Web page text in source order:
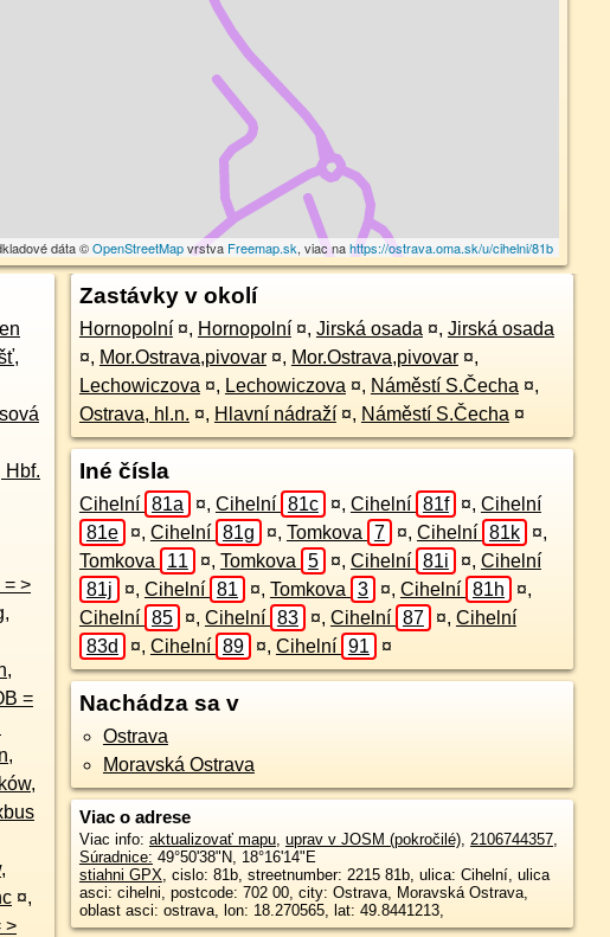
dáta ©OpenStreetMapvrstva Freemap.sk, viac nahttps://ostrava.oma.sk/u/cihelni/81b
Hbf.
= >
=
¤,
>
Zastávky v okolí
Hornopolní ¤, Hornopolní ¤, Jirská osada ¤, Jirská osada
¤, Mor.Ostrava,pivovar ¤, Mor.Ostrava,pivovar ¤,
Lechowiczova ¤, Lechowiczova ¤, Náměstí S.Čecha ¤,
Ostrava, hl.n. ¤, Hlavní nádraží ¤, Náměstí S.Čecha ¤
Iné čísla
Cihelní 81a ¤, Cihelní 81c ¤, Cihelní 81f ¤, Cihelní
81e
¤, Cihelní 81g ¤, Tomkova 7 ¤, Cihelní 81k ¤,
Tomkova
11 ¤, Tomkova 5 ¤, Cihelní 81i ¤, Cihelní
81j
¤, Cihelní 81 ¤, Tomkova 3 ¤, Cihelní 81h ¤,
Cihelní 85 ¤, Cihelní 83 ¤, Cihelní 87 ¤, Cihelní
83d
¤, Cihelní 89 ¤, Cihelní 91 ¤
Nachádza sa v
Ostrava
Moravská Ostrava
Viac o adrese
Viac info: aktualizovať mapu, uprav v JOSM (pokročilé), 2106744357,
Súradnice: 49°50'38"N, 18°16'14"E
stiahni GPX, cislo: 81b, streetnumber: 2215 81b, ulica: Cihelní, ulica
asci: cihelni, postcode: 702 00, city: Ostrava, Moravská Ostrava,
oblast asci: ostrava, lon: 18.270565, lat: 49.8441213,